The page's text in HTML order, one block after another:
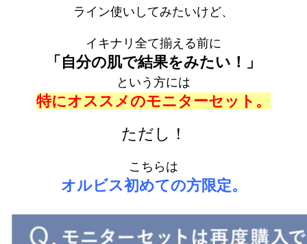
ライン使いしてみたいけど、
イキナリ全て揃える前に
「自分の肌で結果をみたい！」
という方には
特にオススメのモニターセット。
ただし！
こちらは
オルビス初めての方限定。